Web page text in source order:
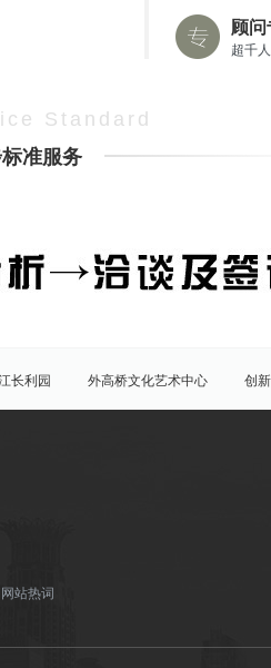
顾
超千
Standard
准服务
长利园 外高桥文化艺术中心
创
新晶体）
网站热词